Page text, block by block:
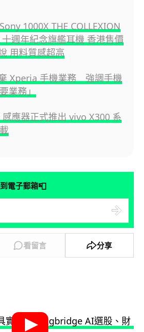
1000X THE COLLEXION
十週年紀念旗艦耳機 香港售價
用料質感超高
Xperia 手機業務 強調手機
業務」
感應器正式推出 vivo X300 系
電子郵箱📮
看留言 分享